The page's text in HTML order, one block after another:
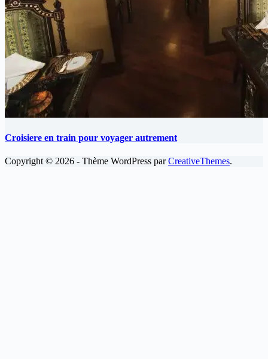
Croisiere en train pour voyager autrement
Copyright © 2026 - Thème WordPress parCreativeThemes.